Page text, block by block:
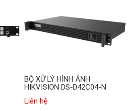
BỘ XỬ LÝ HÌNH ẢNH
HIKVISION DS-D42C04-N
Liên hệ